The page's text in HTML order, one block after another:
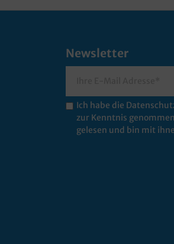
Newsletter
Ich habe die
zur Kenntnis
gelesen und bin mit